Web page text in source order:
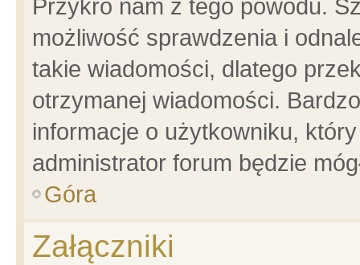
Przykro nam z tego powodu.
możliwość sprawdzenia i
takie wiadomości, dlatego
otrzymanej wiadomości.
informacje o użytkowniku,
administrator forum będzie
Góra
Załączniki